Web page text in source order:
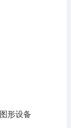
形设备